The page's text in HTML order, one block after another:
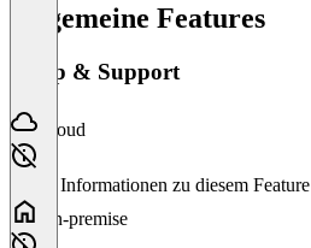
Allgemeine Features
Setup & Support
Cloud
Keine Informationen zu diesem Feature
On-premise